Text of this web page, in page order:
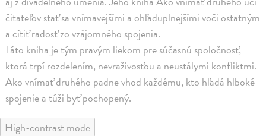
čitateľov stať sa vnímavejšími a ohľaduplnejšími voči ostatným
a cítiť radosť zo vzájomného spojenia.
Táto kniha je tým pravým liekom pre súčasnú spoločnosť,
ktorá trpí rozdelením, nevraživosťou a neustálymi konfliktmi.
Ako vnímať druhého padne vhod každému, kto hľadá hlboké
spojenie a túži byť pochopený.
High-contrast mode